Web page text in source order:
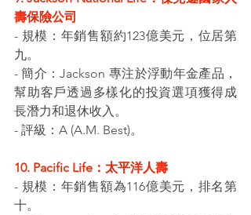
壽保險公司
- 規模：年銷售額約123億美元，位居第
九。
- 簡介：Jackson 專注於浮動年金產品，
幫助客戶透過多樣化的投資選項獲得成
長潛力和退休收入。
- 評級：A (A.M. Best)。
10. Pacific Life：太平洋人壽
- 規模：年銷售額為116億美元，排名第
十。